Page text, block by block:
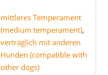
mittleres Temperament
(medium temperament),
verträglich mit anderen
Hunden (compatible with
other dogs)